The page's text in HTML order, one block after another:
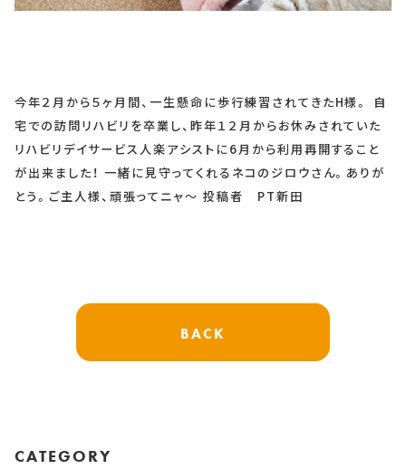
今年２月から５ヶ月間、一生懸命に歩行練習されてきたH様。 自
宅での訪問リハビリを卒業し、昨年１２月からお休みされていた
リハビリデイサービス人楽アシストに6月から利用再開すること
が出来ました！ 一緒に見守ってくれるネコのジロウさん。ありが
とう。ご主人様、頑張ってニャ～ 投稿者 PT新田
BACK
CATEGORY